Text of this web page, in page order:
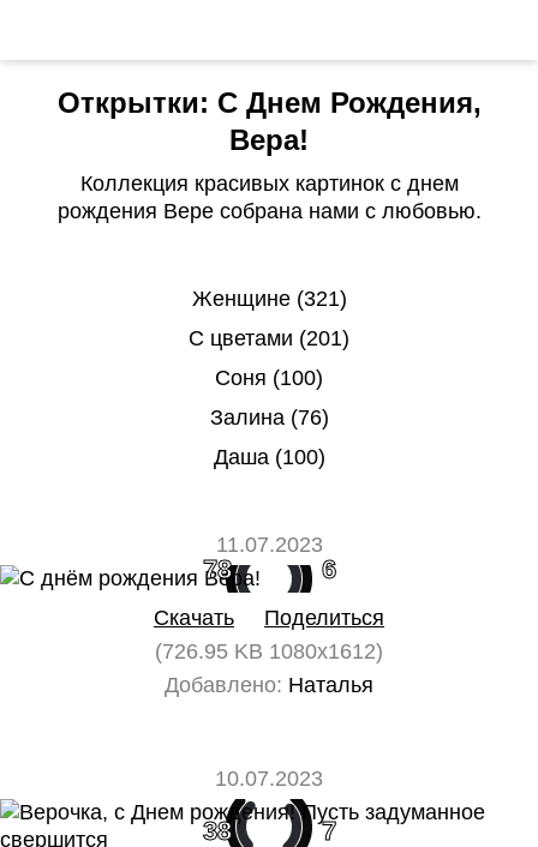
Открытки: С Днем Рождения,
Вера!
Коллекция красивых картинок с днем
рождения Вере собрана нами с любовью.
Женщине (321)
С цветами (201)
Соня (100)
Залина (76)
Даша (100)
11.07.2023
78 6
Скачать
Поделиться
(726.95 KB 1080x1612)
Добавлено: Наталья
10.07.2023
38 7